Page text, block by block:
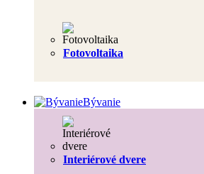
Fotovoltaika
Bývanie
Interiérové dvere